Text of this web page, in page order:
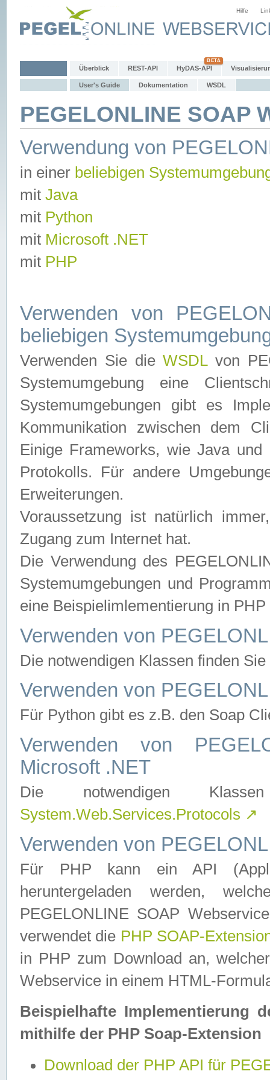
Hilfe
Überblick REST-API HyDAS-API
User's Guide Dokumentation WSDL
PEGELONLINE SOAP
Verwendung von
in einer beliebigen
mit Java
mit Python
mit Microsoft .NET
mit PHP
Verwenden von
beliebigen
Verwenden Sie dieWSDLvon
Systemumgebung eine
Systemumgebungen gibt es
Kommunikation zwischen dem
Einige Frameworks, wie Java
Protokolls. Für andere
Erweiterungen.
Voraussetzung ist natürlich
Zugang zum Internet hat.
Die Verwendung des
Systemumgebungen und
eine Beispielimlementierung in
Verwenden von
Die notwendigen Klassen finden
Verwenden von
Für Python gibt es z.B. den Soap
Verwenden von
Microsoft .NET
Die notwendigen
System.Web.Services.Protocols ↗
Verwenden von
Für PHP kann ein API
heruntergeladen werden,
PEGELONLINE SOAP
verwendet die PHP SOAP-
in PHP zum Download an,
Webservice in einem HTML-
Beispielhafte Implementierung
mithilfe der PHP Soap-Extension
Download der PHP API für